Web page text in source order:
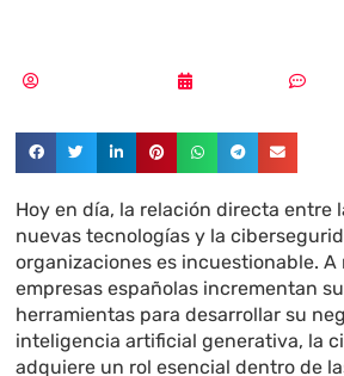
Hoy en día, la relación directa entre
nuevas tecnologías y la
organizaciones es incuestionable. A
empresas españolas incrementan
herramientas para desarrollar su
inteligencia artificial generativa, la
adquiere un rol esencial dentro de